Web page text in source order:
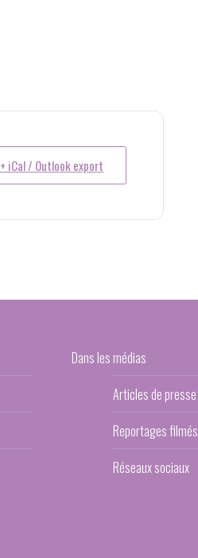
+ iCal / Outlook export
Dans les médias
Articles de presse
Reportages filmés
Réseaux sociaux